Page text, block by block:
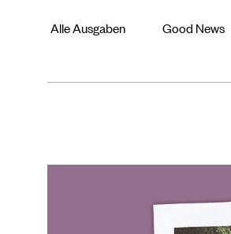
Alle Ausgaben Good News